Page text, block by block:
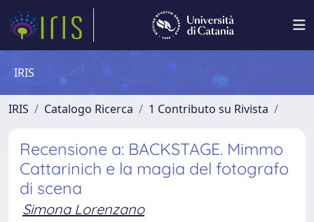
IRIS
IRIS Catalogo Ricerca 1 Contributo su Rivista
Recensione a: BACKSTAGE. Mimmo
Cattarinich e la magia del fotografo
di scena
Simona Lorenzano